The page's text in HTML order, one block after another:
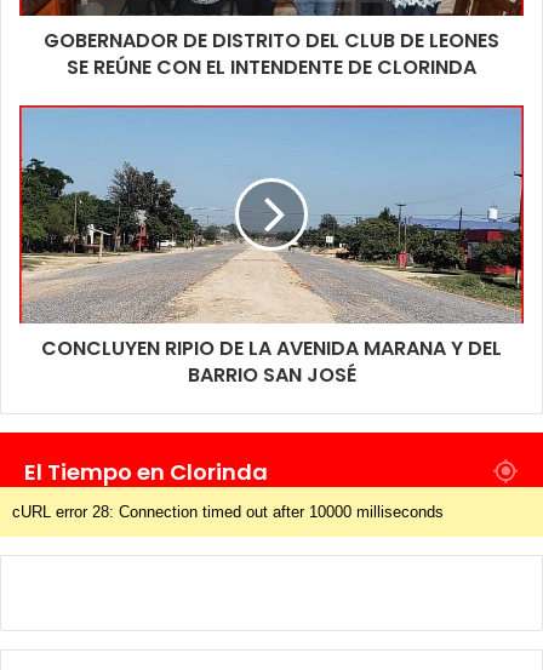
GOBERNADOR DE DISTRITO DEL CLUB DE LEONES
SE REÚNE CON EL INTENDENTE DE CLORINDA
CONCLUYEN RIPIO DE LA AVENIDA MARANA Y DEL
BARRIO SAN JOSÉ
El Tiempo en Clorinda
cURL error 28: Connection timed out after 10000 milliseconds